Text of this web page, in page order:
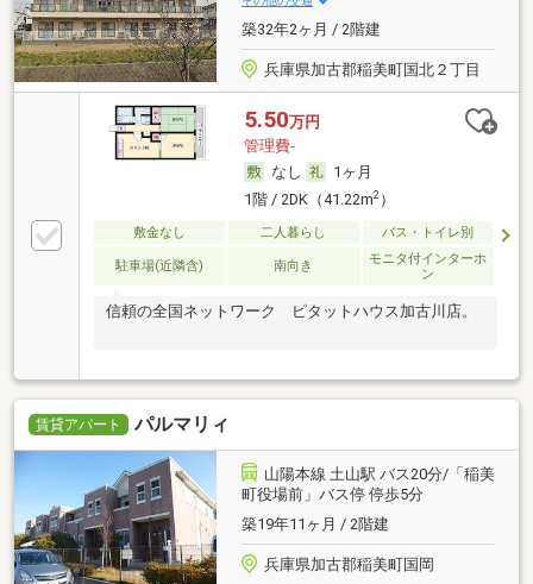
築32年2ヶ月 / 2階建
兵庫県加古郡稲美町国北２丁目
5.50万円
管理費-
なし
1ヶ月
1階 / 2DK（41.22m2）
敷金なし 二人暮らし バス・トイレ別
駐車場(近隣含) 南向き
モニタ付インターホ
ン
信頼の全国ネットワーク ピタットハウス加古川店。
賃貸アパート パルマリィ
山陽本線 土山駅 バス20分/「稲美
町役場前」バス停 停歩5分
築19年11ヶ月 / 2階建
兵庫県加古郡稲美町国岡